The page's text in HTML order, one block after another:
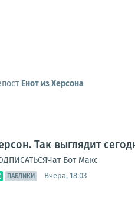
Енот из Херсона
Так выглядит
Бот Макс
ПАБЛИКИ Вчера, 18:03